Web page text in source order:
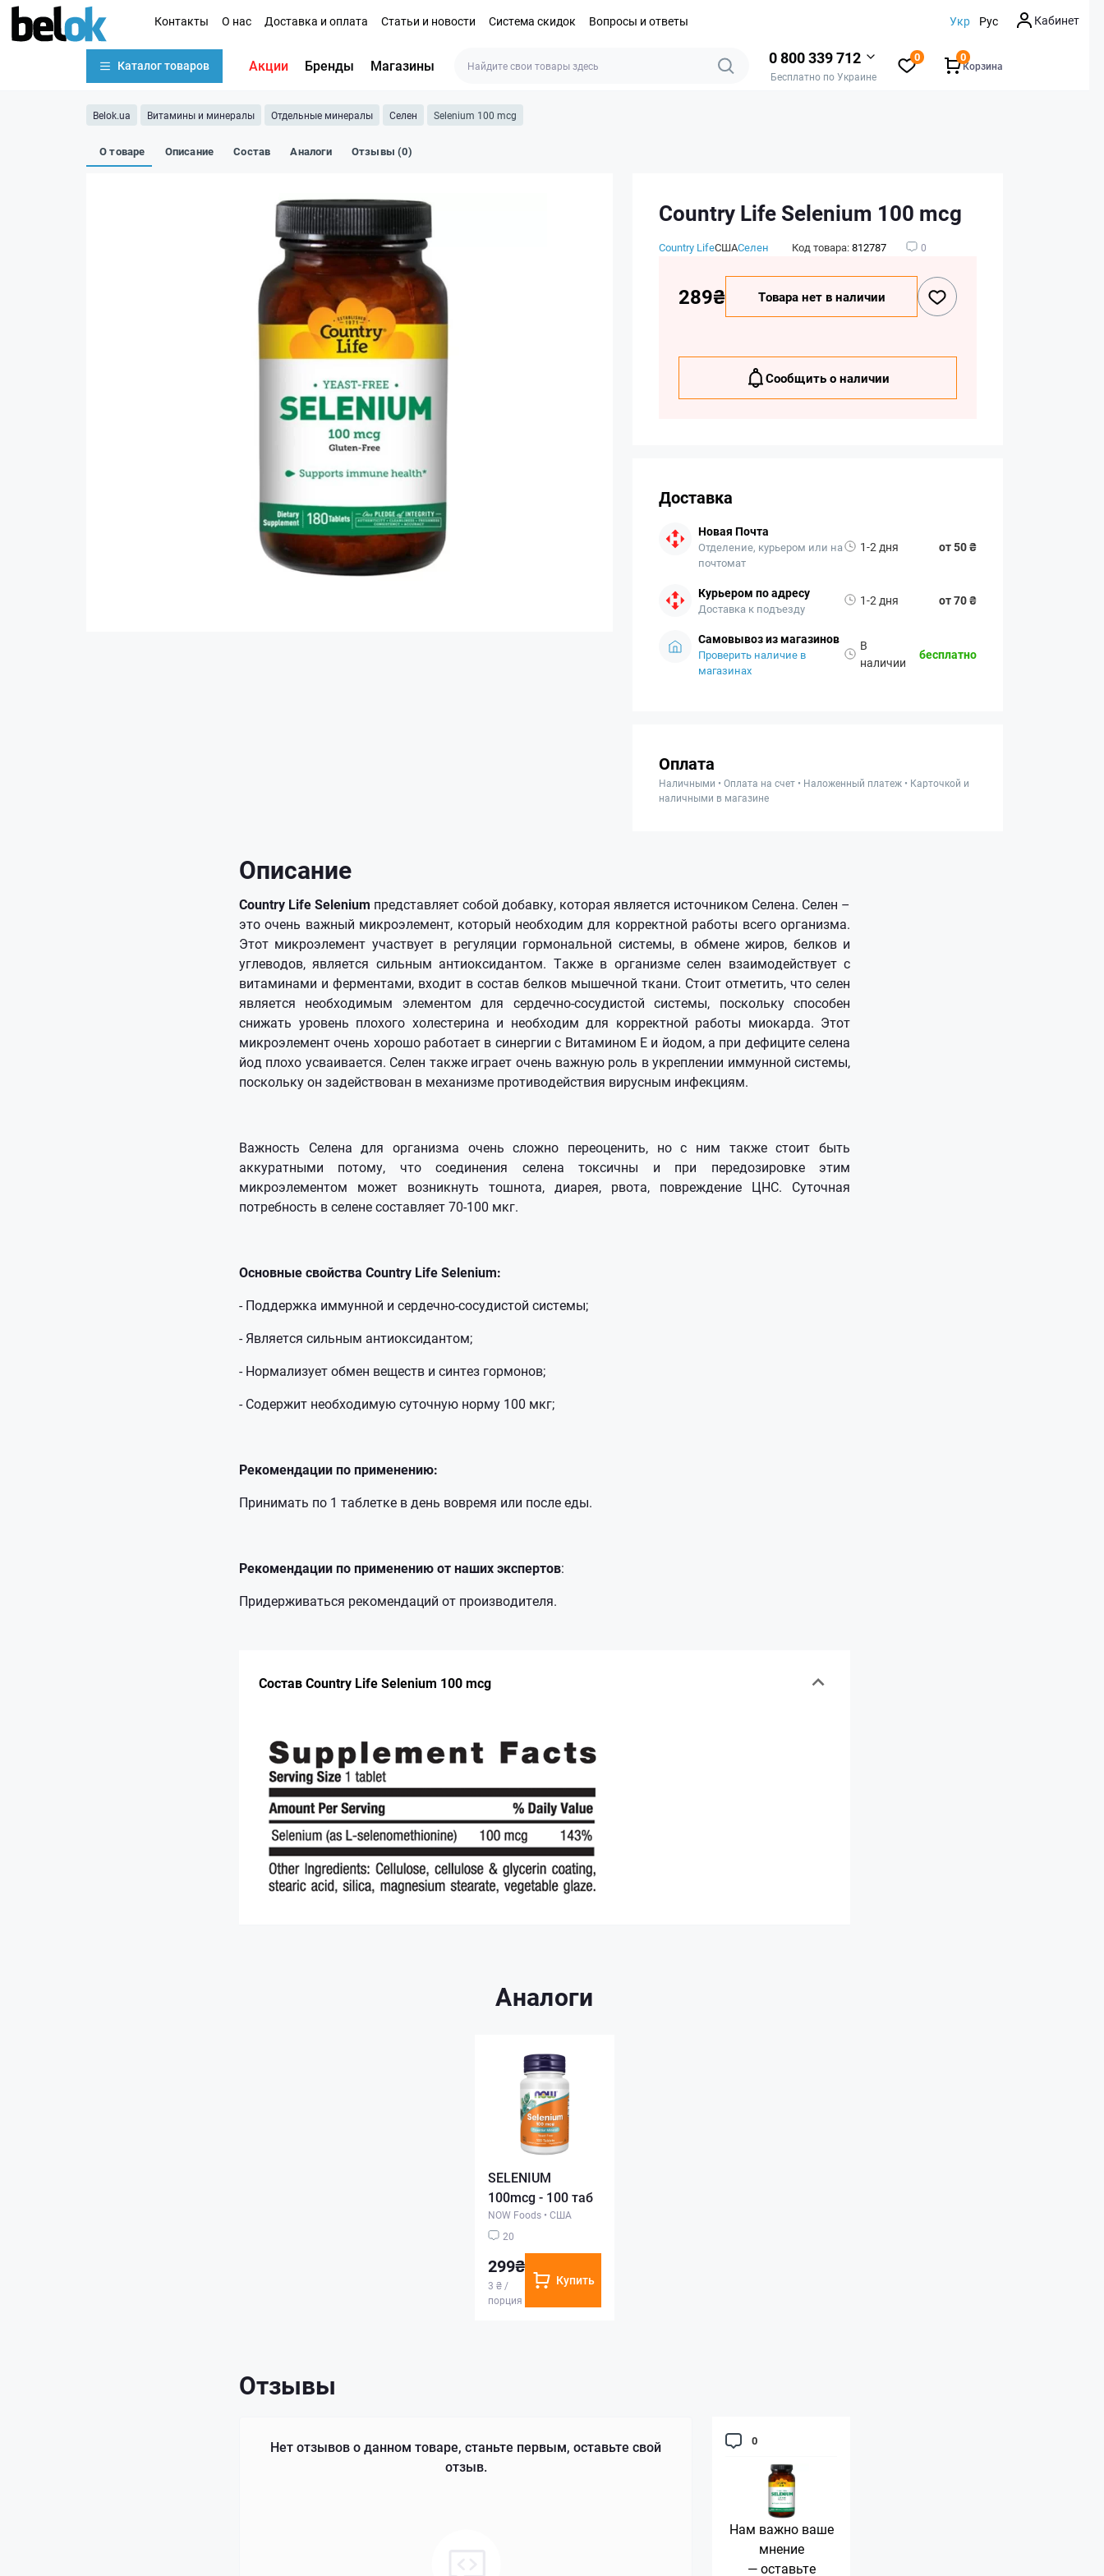
Контакты О нас Доставка и оплата Статьи и новости Система скидок Вопросы и ответы Укр Рус Кабинет
Каталог товаров Акции Бренды Магазины 0 800 339 712
Бесплатно по Украине
0
Корзина
0
Belok.ua Витамины и минералы Отдельные минералы Селен Selenium 100 mcg
О товаре Описание Состав Аналоги Отзывы (0)
Country Life Selenium 100 mcg
Country LifeСШАСелен Код товара:812787 0
289₴ Товара нет в наличии
Сообщить о наличии
Доставка
Новая Почта
Отделение, курьером или на
почтомат
1-2 дня от 50 ₴
Курьером по адресу
Доставка к подъезду
1-2 дня от 70 ₴
Самовывоз из магазинов
Проверить наличие в
магазинах
В
наличии
бесплатно
Оплата
Наличными • Оплата на счет • Наложенный платеж • Карточкой и
наличными в магазине
Описание
Country Life Selenium представляет собой добавку, которая является источником Селена. Селен –
это очень важный микроэлемент, который необходим для корректной работы всего организма.
Этот микроэлемент участвует в регуляции гормональной системы, в обмене жиров, белков и
углеводов, является сильным антиоксидантом. Также в организме селен взаимодействует с
витаминами и ферментами, входит в состав белков мышечной ткани. Стоит отметить, что селен
является необходимым элементом для сердечно-сосудистой системы, поскольку способен
снижать уровень плохого холестерина и необходим для корректной работы миокарда. Этот
микроэлемент очень хорошо работает в синергии с Витамином Е и йодом, а при дефиците селена
йод плохо усваивается. Селен также играет очень важную роль в укреплении иммунной системы,
поскольку он задействован в механизме противодействия вирусным инфекциям.
Важность Селена для организма очень сложно переоценить, но с ним также стоит быть
аккуратными потому, что соединения селена токсичны и при передозировке этим
микроэлементом может возникнуть тошнота, диарея, рвота, повреждение ЦНС. Суточная
потребность в селене составляет 70-100 мкг.
Основные свойства Country Life Selenium:
- Поддержка иммунной и сердечно-сосудистой системы;
- Является сильным антиоксидантом;
- Нормализует обмен веществ и синтез гормонов;
- Содержит необходимую суточную норму 100 мкг;
Рекомендации по применению:
Принимать по 1 таблетке в день вовремя или после еды.
Рекомендации по применению от наших экспертов:
Придерживаться рекомендаций от производителя.
Состав Country Life Selenium 100 mcg
Аналоги
SELENIUM
100mcg - 100 таб
NOW Foods • США
20
299₴
3 ₴ /
порция
Купить
Отзывы
0
Нам важно ваше
мнение
— оставьте
Нет отзывов о данном товаре, станьте первым, оставьте свой
отзыв.